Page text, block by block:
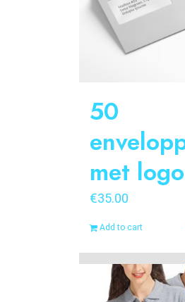
50
met logo
€35.00
Add to cart